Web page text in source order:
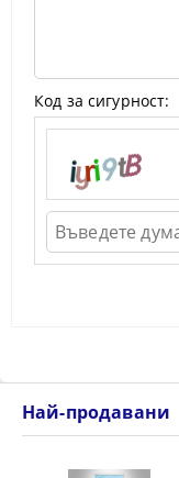
Код за сигурност:
Най-продавани